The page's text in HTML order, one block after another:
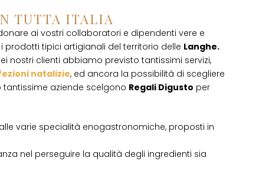
TUTTA ITALIA
ai vostri collaboratori e dipendenti vere e
prodotti tipici artigianali del territorio delle Langhe.
nostri clienti abbiamo previsto tantissimi servizi,
natalizie, ed ancora la possibilità di scegliere
aziende scelgono Regali Digusto per
varie specialità enogastronomiche, proposti in
nel perseguire la qualità degli ingredienti sia